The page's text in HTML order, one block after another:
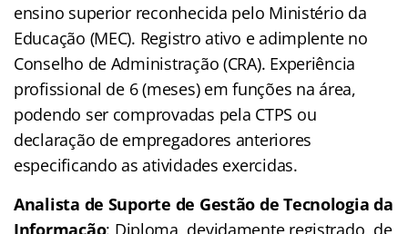
ensino superior reconhecida pelo Ministério da
Educação (MEC). Registro ativo e adimplente no
Conselho de Administração (CRA). Experiência
profissional de 6 (meses) em funções na área,
podendo ser comprovadas pela CTPS ou
declaração de empregadores anteriores
especificando as atividades exercidas.
Analista de Suporte de Gestão de Tecnologia da
Informação: Diploma, devidamente registrado, de